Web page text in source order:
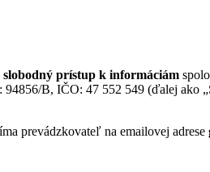
prístup k informáciám
B, IČO: 47 552 549 (ďalej ako
prevádzkovateľ na emailovej adrese